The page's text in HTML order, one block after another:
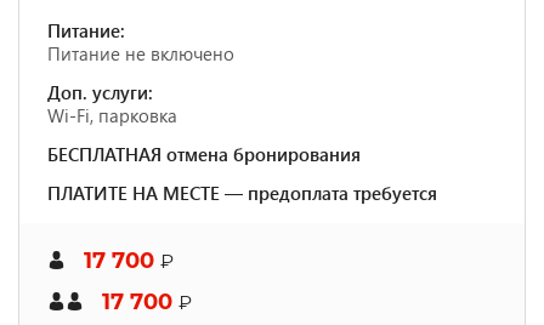
Питание:
Питание не включено
Доп. услуги:
Wi-Fi, парковка
БЕСПЛАТНАЯ отмена бронирования
ПЛАТИТЕ НА МЕСТЕ — предоплата требуется
17 700 ₽
17 700 ₽